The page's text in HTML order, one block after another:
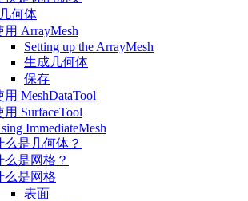
何体
用 ArrayMesh
Setting up the ArrayMesh
生成几何体
保存
用 MeshDataTool
用 SurfaceTool
ImmediateMesh
么是几何体？
么是网格？
么是网格
表面